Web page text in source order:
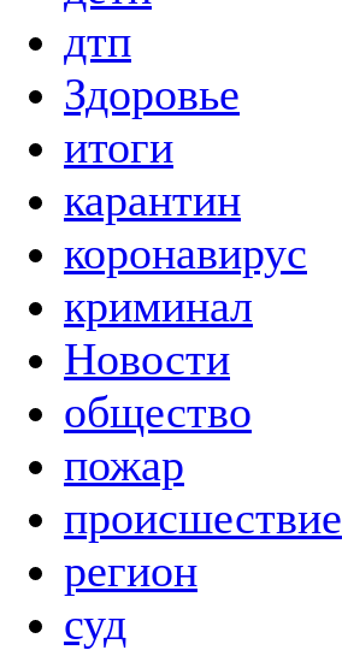
дтп
Здоровье
итоги
карантин
коронавирус
криминал
Новости
общество
пожар
происшествие
регион
суд